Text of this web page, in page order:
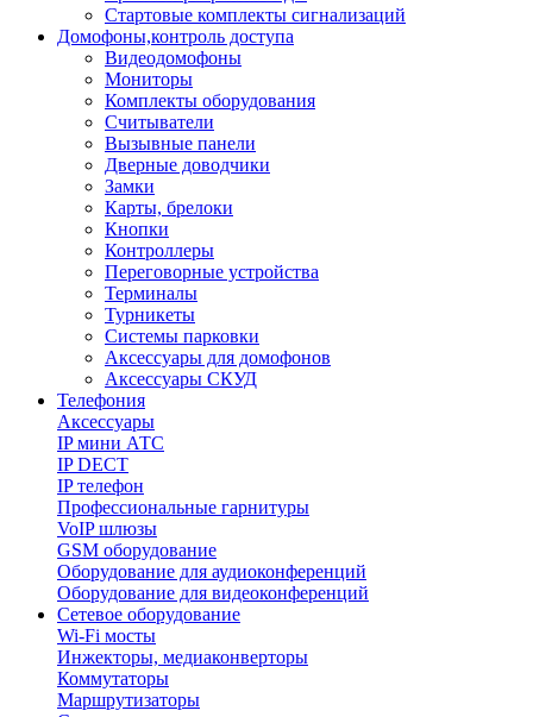
Стартовые комплекты сигнализаций
Домофоны,контроль доступа
Видеодомофоны
Мониторы
Комплекты оборудования
Считыватели
Вызывные панели
Дверные доводчики
Замки
Карты, брелоки
Кнопки
Контроллеры
Переговорные устройства
Терминалы
Турникеты
Системы парковки
Аксессуары для домофонов
Аксессуары СКУД
Телефония
Aксессуары
IP мини АТС
IP DECT
IP телефон
Профессиональные гарнитуры
VoIP шлюзы
GSM оборудование
Оборудование для аудиоконференций
Оборудование для видеоконференций
Сетевое оборудование
Wi-Fi мосты
Инжекторы, медиаконверторы
Коммутаторы
Маршрутизаторы